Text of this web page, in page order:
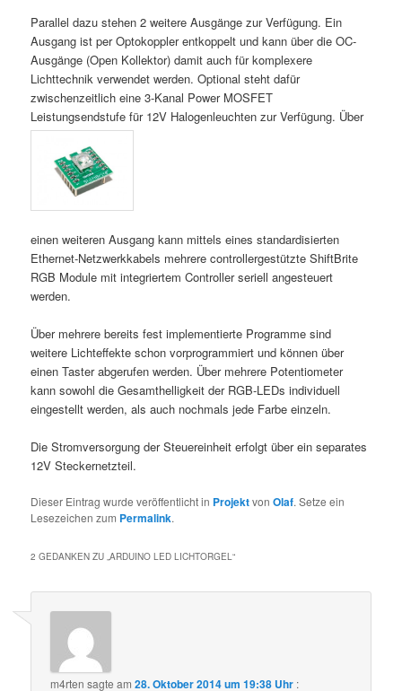
Parallel dazu stehen 2 weitere Ausgänge zur Verfügung. Ein
Ausgang ist per Optokoppler entkoppelt und kann über die OC-
Ausgänge (Open Kollektor) damit auch für komplexere
Lichttechnik verwendet werden. Optional steht dafür
zwischenzeitlich eine 3-Kanal Power MOSFET
Leistungsendstufe für 12V Halogenleuchten zur Verfügung. Über
einen weiteren Ausgang kann mittels eines standardisierten
Ethernet-Netzwerkkabels mehrere controllergestützte ShiftBrite
RGB Module mit integriertem Controller seriell angesteuert
werden.
Über mehrere bereits fest implementierte Programme sind
weitere Lichteffekte schon vorprogrammiert und können über
einen Taster abgerufen werden. Über mehrere Potentiometer
kann sowohl die Gesamthelligkeit der RGB-LEDs individuell
eingestellt werden, als auch nochmals jede Farbe einzeln.
Die Stromversorgung der Steuereinheit erfolgt über ein separates
12V Steckernetzteil.
Dieser Eintrag wurde veröffentlicht in ProjektvonOlaf. Setze ein
Lesezeichen zum Permalink.
2 GEDANKEN ZU „ARDUINO LED LICHTORGEL“
m4rten sagte am28. Oktober 2014 um 19:38 Uhr :